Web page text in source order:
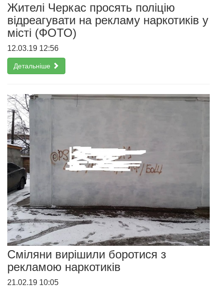
Жителі Черкас просять поліцію
відреагувати на рекламу наркотиків у
місті (ФОТО)
12.03.19 12:56
Детальніше
Сміляни вирішили боротися з
рекламою наркотиків
21.02.19 10:05